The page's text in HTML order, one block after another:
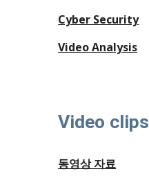
Cyber Security
Video Analysis
Video clips
동영상 자료